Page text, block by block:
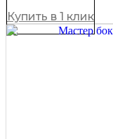
Купить в 1 клик